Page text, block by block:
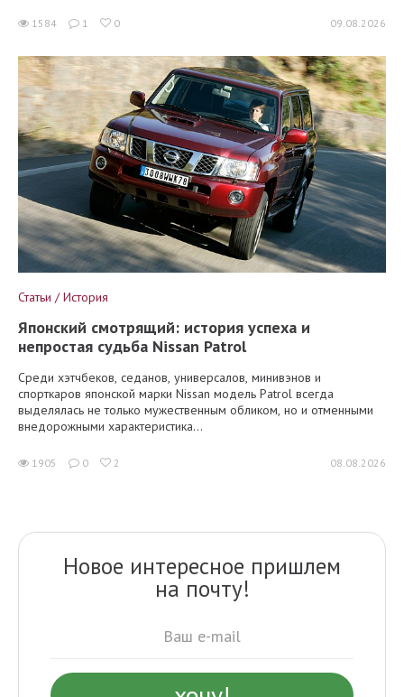
1584 1 0 09.08.2026
Статьи / История
Японский смотрящий: история успеха и
непростая судьба Nissan Patrol
Среди хэтчбеков, седанов, универсалов, минивэнов и
спорткаров японской марки Nissan модель Patrol всегда
выделялась не только мужественным обликом, но и отменными
внедорожными характеристика...
1905 0 2 08.08.2026
Новое интересное пришлем
на почту!